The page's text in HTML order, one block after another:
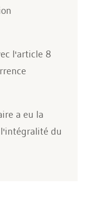
l'article 8
a eu la
du